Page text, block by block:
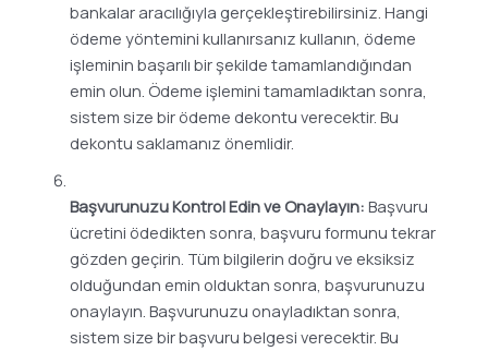
bankalar aracılığıyla gerçekleştirebilirsiniz. Hangi
ödeme yöntemini kullanırsanız kullanın, ödeme
işleminin başarılı bir şekilde tamamlandığından
emin olun. Ödeme işlemini tamamladıktan sonra,
sistem size bir ödeme dekontu verecektir. Bu
dekontu saklamanız önemlidir.
Başvurunuzu Kontrol Edin ve Onaylayın: Başvuru
ücretini ödedikten sonra, başvuru formunu tekrar
gözden geçirin. Tüm bilgilerin doğru ve eksiksiz
olduğundan emin olduktan sonra, başvurunuzu
onaylayın. Başvurunuzu onayladıktan sonra,
sistem size bir başvuru belgesi verecektir. Bu